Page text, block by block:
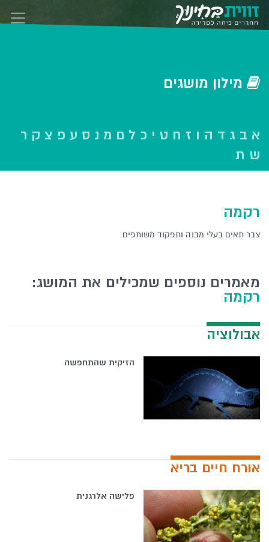
Skip to content
‫‫מילון‬ מושגים‬
א ב ג ד ה ו ז ח ט י כ ל ם מ נ ס ע פ צ ק ר
ש ת
רקמה
צבר תאים בעלי מבנה ותפקוד משותפים.
מאמרים נוספים שמכילים את המושג:
רקמה
אבולוציה
הזיקית שהתחפשה
אורח חיים בריא
פלישה אלרגנית